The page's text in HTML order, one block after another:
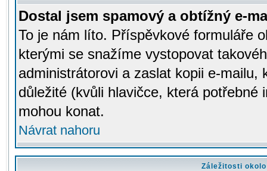
Dostal jsem spamový a obtížný e-
To je nám líto. Příspěvkové formuláře
kterými se snažíme vystopovat
administrátorovi a zaslat kopii e-mailu,
důležité (kvůli hlavičce, která potřebné
mohou konat.
Návrat nahoru
Záležitosti